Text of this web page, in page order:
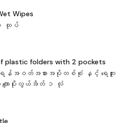
Wipes
ထုပ်
plastic folders with 2 pockets
လဲရန်အဝတ်အစားအပိုတစ်စုံ‌ နှင့် ရေဘူး
ျောပိုးလွယ်အိတ် ၁ လုံ